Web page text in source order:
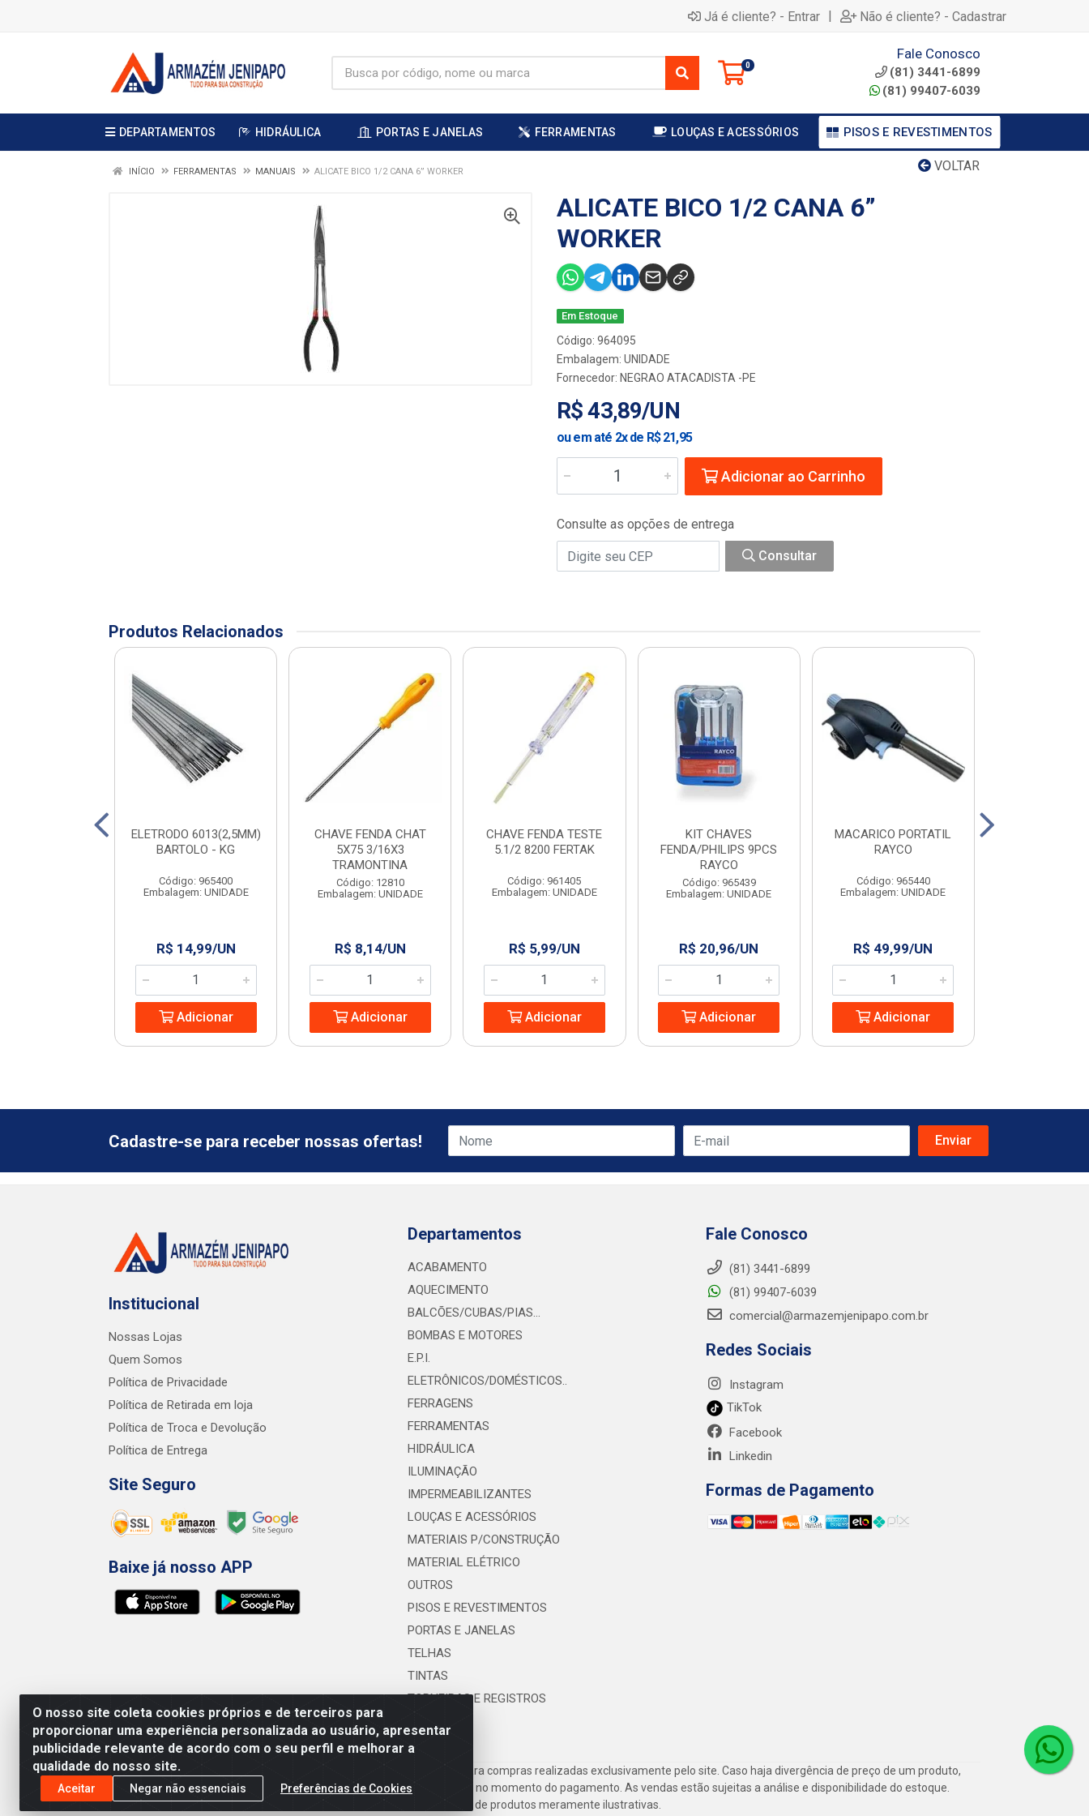
Já é cliente? - Entrar | Não é cliente? - Cadastrar
0
Fale Conosco
(81) 3441-6899
(81) 99407-6039
DEPARTAMENTOS HIDRÁULICA PORTAS E JANELAS FERRAMENTAS LOUÇAS E ACESSÓRIOS PISOS E REVESTIMENTOS
VOLTAR
INÍCIO FERRAMENTAS MANUAIS ALICATE BICO 1/2 CANA 6” WORKER
ALICATE BICO 1/2 CANA 6”
WORKER
Em Estoque
Código: 964095
Embalagem: UNIDADE
Fornecedor: NEGRAO ATACADISTA -PE
R$ 43,89/UN
ou em até 2x de R$ 21,95
Adicionar ao Carrinho
Consulte as opções de entrega
Consultar
Produtos Relacionados
ELETRODO 6013(2,5MM)
BARTOLO - KG
Código: 965400
Embalagem: UNIDADE
R$ 14,99/UN
Adicionar
CHAVE FENDA CHAT
5X75 3/16X3
TRAMONTINA
Código: 12810
Embalagem: UNIDADE
R$ 8,14/UN
Adicionar
CHAVE FENDA TESTE
5.1/2 8200 FERTAK
Código: 961405
Embalagem: UNIDADE
R$ 5,99/UN
Adicionar
KIT CHAVES
FENDA/PHILIPS 9PCS
RAYCO
Código: 965439
Embalagem: UNIDADE
R$ 20,96/UN
Adicionar
MACARICO PORTATIL
RAYCO
Código: 965440
Embalagem: UNIDADE
R$ 49,99/UN
Adicionar
O nosso site coleta cookies próprios e de terceiros para
proporcionar uma experiência personalizada ao usuário, apresentar
publicidade relevante de acordo com o seu perfil e melhorar a
qualidade do nosso site.
Aceitar Negar não essenciais Preferências de Cookies
Cadastre-se para receber nossas ofertas!
Institucional
Nossas Lojas
Quem Somos
Política de Privacidade
Política de Retirada em loja
Política de Troca e Devolução
Política de Entrega
Site Seguro
Baixe já nosso APP
Departamentos
ACABAMENTO
AQUECIMENTO
BALCÕES/CUBAS/PIAS...
BOMBAS E MOTORES
E.P.I.
ELETRÔNICOS/DOMÉSTICOS..
FERRAGENS
FERRAMENTAS
HIDRÁULICA
ILUMINAÇÃO
IMPERMEABILIZANTES
LOUÇAS E ACESSÓRIOS
MATERIAIS P/CONSTRUÇÃO
MATERIAL ELÉTRICO
OUTROS
PISOS E REVESTIMENTOS
PORTAS E JANELAS
TELHAS
TINTAS
TORNEIRAS E REGISTROS
Fale Conosco
(81) 3441-6899
(81) 99407-6039
comercial@armazemjenipapo.com.br
Redes Sociais
Instagram
TikTok
Facebook
Linkedin
Formas de Pagamento
Preços, promoções, condições de pagamento e frete são válidos para compras realizadas exclusivamente pelo site. Caso haja divergência de preço de um produto,
será válido o preço que for exibido no carrinho de compras do site no momento do pagamento. As vendas estão sujeitas a análise e disponibilidade do estoque.
Imagens de produtos meramente ilustrativas.